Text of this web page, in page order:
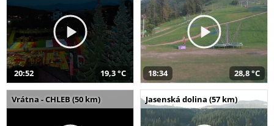
20:52 19,3 °C 18:34 28,8 °C
Vrátna - CHLEB (50 km) Jasenská dolina (57 km)